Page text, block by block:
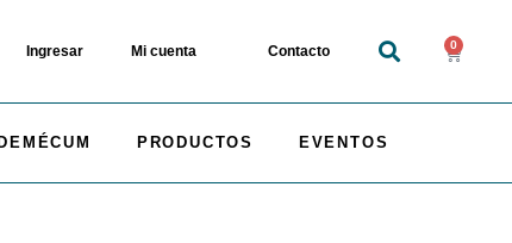
Ingresar Mi cuenta Contacto 0
PRODUCTOS EVENTOS